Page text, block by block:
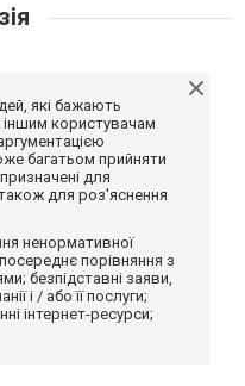
які бажають
користувачам
багатьом прийняти
для
для роз'яснення
ненормативної
порівняння з
безпідставні заяви,
і / або її послуги;
інтернет-ресурси;